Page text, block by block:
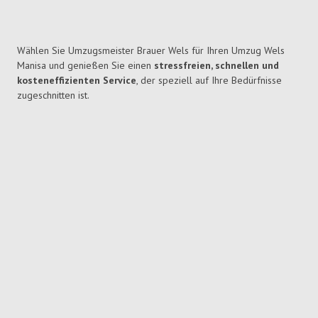
Wählen Sie Umzugsmeister Brauer Wels für Ihren Umzug Wels
Manisa und genießen Sie einen stressfreien, schnellen und
kosteneffizienten Service, der speziell auf Ihre Bedürfnisse
zugeschnitten ist.